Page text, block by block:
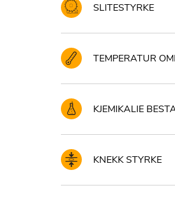
SLITESTYRKE
TEMPERATUR
KJEMIKALIE
KNEKK STYRKE